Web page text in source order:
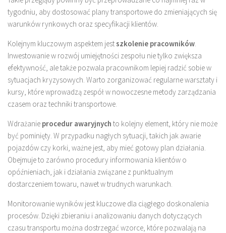
tygodniu, aby dostosować plany transportowe do zmieniających się
warunków rynkowych oraz specyfikacji klientów.
Kolejnym kluczowym aspektem jestszkolenie pracowników
Inwestowanie w rozwój umiejętności zespołu nie tylko zwiększa
efektywność, ale także pozwala pracownikom lepiej radzić sobie w
sytuacjach kryzysowych. Warto zorganizować regularne warsztaty i
kursy, które wprowadzą zespół w nowoczesne metody zarządzania
czasem oraz techniki transportowe.
Wdrażanie procedur awaryjnych to kolejny element, który nie może
być pominięty. W przypadku nagłych sytuacji, takich jak awarie
pojazdów czy korki, ważne jest, aby mieć gotowy plan działania.
Obejmuje to zarówno procedury informowania klientów o
opóźnieniach, jak i działania związane z punktualnym
dostarczeniem towaru, nawet w trudnych warunkach.
Monitorowanie wyników jest kluczowe dla ciągłego doskonalenia
procesów. Dzięki zbieraniu i analizowaniu danych dotyczących
czasu transportu można dostrzegać wzorce, które pozwalają na